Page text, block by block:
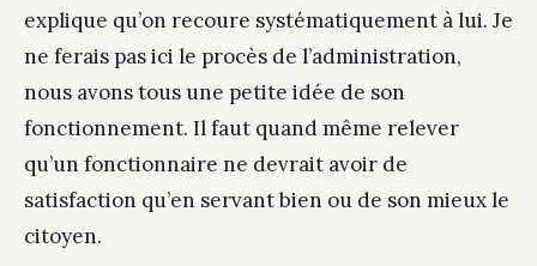
explique qu’on recoure systématiquement à lui. Je
ne ferais pas ici le procès de l’administration,
nous avons tous une petite idée de son
fonctionnement. Il faut quand même relever
qu’un fonctionnaire ne devrait avoir de
satisfaction qu’en servant bien ou de son mieux le
citoyen.